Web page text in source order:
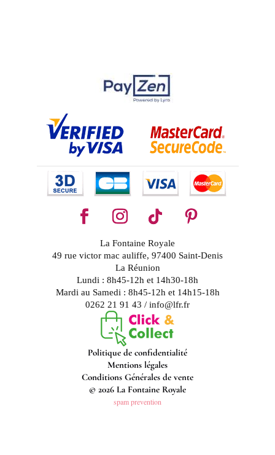
La Fontaine Royale
49 rue victor mac auliffe, 97400 Saint-Denis
La Réunion
Lundi : 8h45-12h et 14h30-18h
Mardi au Samedi : 8h45-12h et 14h15-18h
0262 21 91 43 / info@lfr.fr
Politique de confidentialité
Mentions légales
Conditions Générales de vente
© 2026 La Fontaine Royale
spam prevention